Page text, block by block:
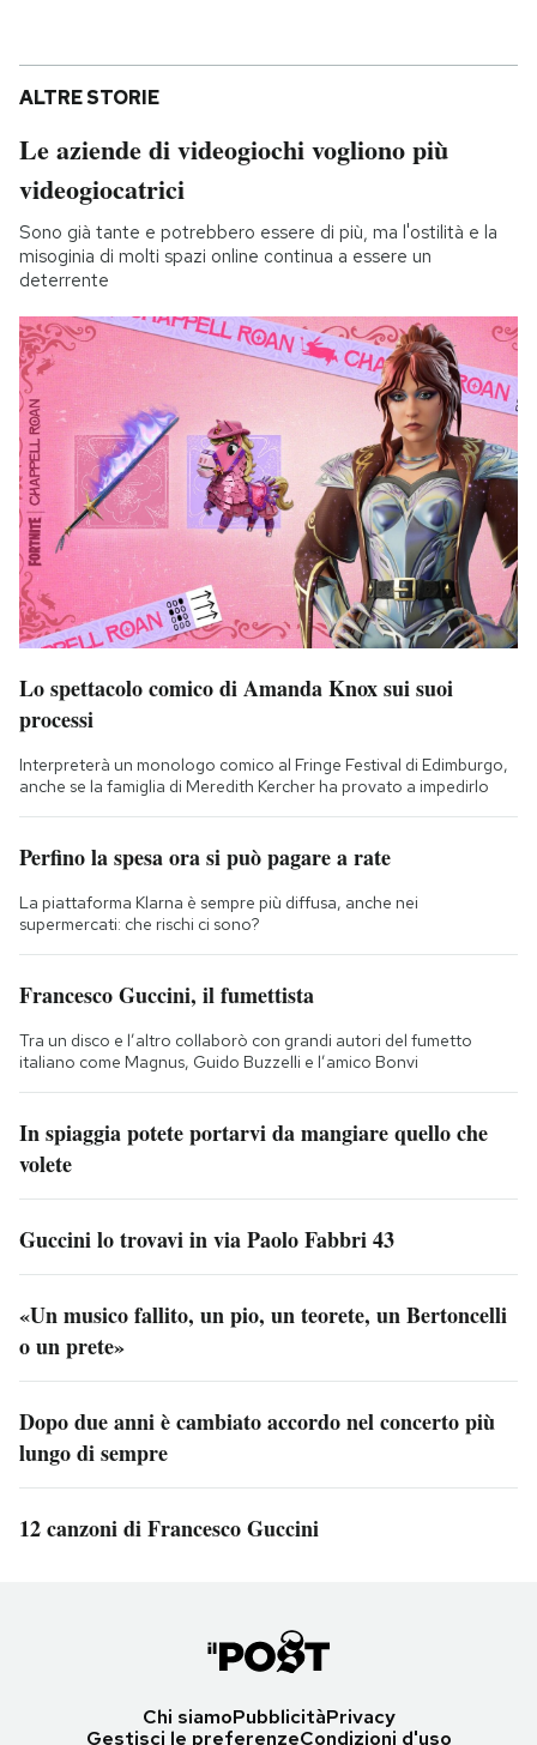
ALTRE STORIE
Le aziende di videogiochi vogliono più
videogiocatrici
Sono già tante e potrebbero essere di più, ma l'ostilità e la
misoginia di molti spazi online continua a essere un
deterrente
Lo spettacolo comico di Amanda Knox sui suoi
processi
Interpreterà un monologo comico al Fringe Festival di Edimburgo,
anche se la famiglia di Meredith Kercher ha provato a impedirlo
Perfino la spesa ora si può pagare a rate
La piattaforma Klarna è sempre più diffusa, anche nei
supermercati: che rischi ci sono?
Francesco Guccini, il fumettista
Tra un disco e l’altro collaborò con grandi autori del fumetto
italiano come Magnus, Guido Buzzelli e l’amico Bonvi
In spiaggia potete portarvi da mangiare quello che
volete
Guccini lo trovavi in via Paolo Fabbri 43
«Un musico fallito, un pio, un teorete, un Bertoncelli
o un prete»
Dopo due anni è cambiato accordo nel concerto più
lungo di sempre
12 canzoni di Francesco Guccini
Chi siamoPubblicitàPrivacy
Gestisci le preferenzeCondizioni d'uso